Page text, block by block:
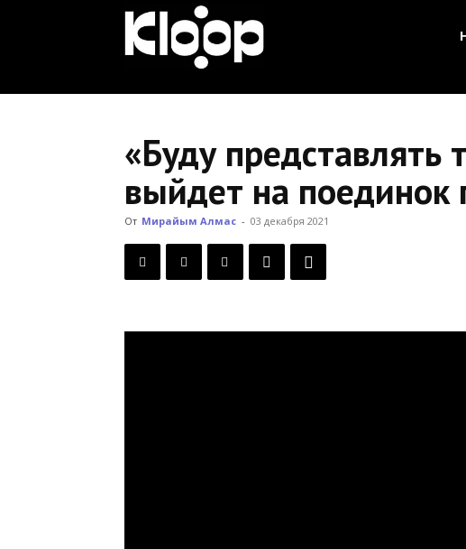
Кыргызстана
«Буду
выйдет на
От Мирайым Алмас - 03 декабря 2021